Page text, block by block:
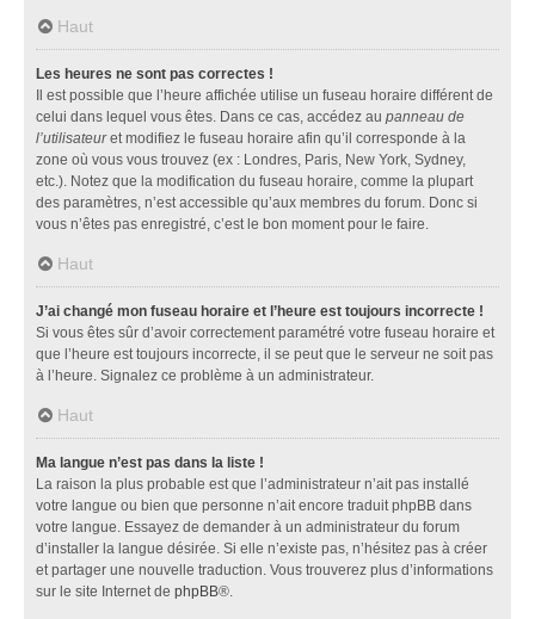
Haut
Les heures ne sont pas correctes !
Il est possible que l’heure affichée utilise un fuseau horaire différent de
celui dans lequel vous êtes. Dans ce cas, accédez au panneau de
l’utilisateuret modifiez le fuseau horaire afin qu’il corresponde à la
zone où vous vous trouvez (ex : Londres, Paris, New York, Sydney,
etc.). Notez que la modification du fuseau horaire, comme la plupart
des paramètres, n’est accessible qu’aux membres du forum. Donc si
vous n’êtes pas enregistré, c’est le bon moment pour le faire.
Haut
J’ai changé mon fuseau horaire et l’heure est toujours incorrecte !
Si vous êtes sûr d’avoir correctement paramétré votre fuseau horaire et
que l’heure est toujours incorrecte, il se peut que le serveur ne soit pas
à l’heure. Signalez ce problème à un administrateur.
Haut
Ma langue n’est pas dans la liste !
La raison la plus probable est que l’administrateur n’ait pas installé
votre langue ou bien que personne n’ait encore traduit phpBB dans
votre langue. Essayez de demander à un administrateur du forum
d’installer la langue désirée. Si elle n’existe pas, n’hésitez pas à créer
et partager une nouvelle traduction. Vous trouverez plus d’informations
sur le site Internet de phpBB®.